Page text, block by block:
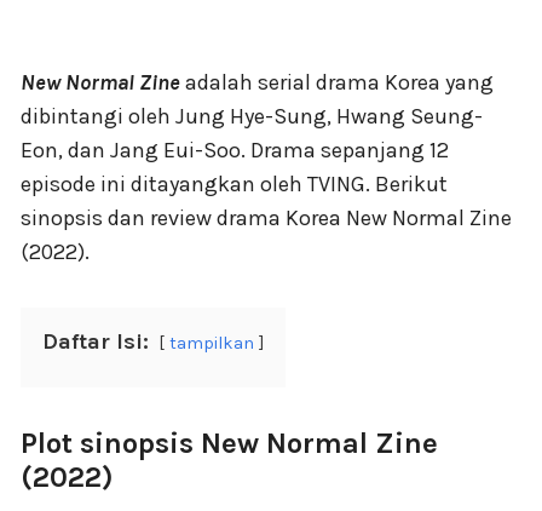
New Normal Zineadalah serial drama Korea yang
dibintangi oleh Jung Hye-Sung, Hwang Seung-
Eon, dan Jang Eui-Soo. Drama sepanjang 12
episode ini ditayangkan oleh TVING. Berikut
sinopsis dan review drama Korea New Normal Zine
(2022).
Daftar Isi: tampilkan
Plot sinopsis New Normal Zine
(2022)